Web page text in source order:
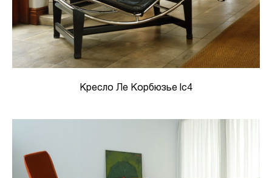
Кресло Ле Корбюзье lc4